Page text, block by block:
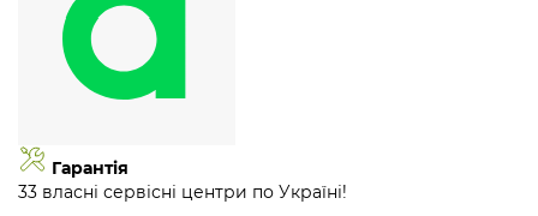
Гарантія
33 власні сервісні центри по Україні!